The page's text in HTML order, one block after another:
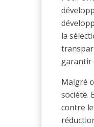
la
garantir
Malgré
société.
contre